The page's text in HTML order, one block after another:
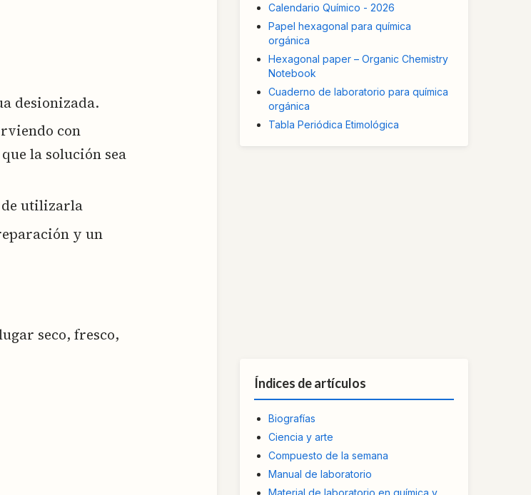
desionizada.
con
la solución sea
de utilizarla
y un
seco, fresco,
Calendario Químico - 2026
Papel hexagonal para química
orgánica
Hexagonal paper – Organic Chemistry
Notebook
Cuaderno de laboratorio para química
orgánica
Tabla Periódica Etimológica
Índices de artículos
Biografías
Ciencia y arte
Compuesto de la semana
Manual de laboratorio
Material de laboratorio en química y